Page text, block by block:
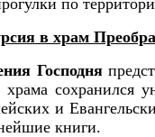
в храм
Господня
и
книги.